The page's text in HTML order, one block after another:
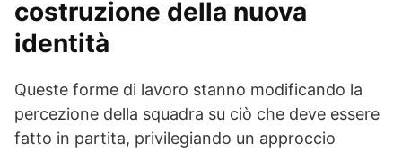
costruzione della nuova
identità
Queste forme di lavoro stanno modificando la
percezione della squadra su ciò che deve essere
fatto in partita, privilegiando un approccio